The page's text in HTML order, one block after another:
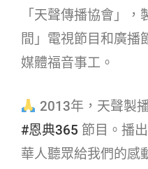
「天聲傳播協會」
間」電視節目和廣播
媒體福音事工。
2013年，天聲製
#恩典365​ 節目。播
華人聽眾給我們的感